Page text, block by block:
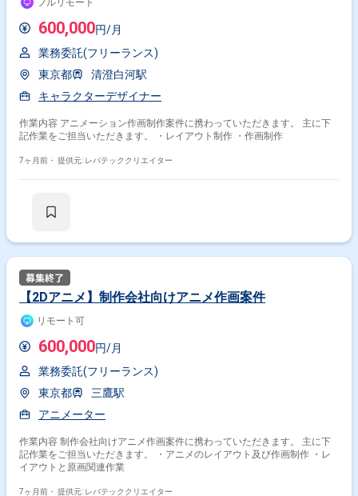
フルリモート
600,000円/月
業務委託(フリーランス)
東京都
清澄白河駅
キャラクターデザイナー
作業内容 アニメーション作画制作案件に携わっていただきます。 主に下
記作業をご担当いただきます。 ・レイアウト制作 ・作画制作
7ヶ月前・ 提供元: レバテッククリエイター
【2Dアニメ】制作会社向けアニメ作画案件
リモート可
600,000円/月
業務委託(フリーランス)
東京都
三鷹駅
アニメーター
作業内容 制作会社向けアニメ作画案件に携わっていただきます。 主に下
記作業をご担当いただきます。 ・アニメのレイアウト及び作画制作 ・レ
イアウトと原画関連作業
7ヶ月前・ 提供元: レバテッククリエイター